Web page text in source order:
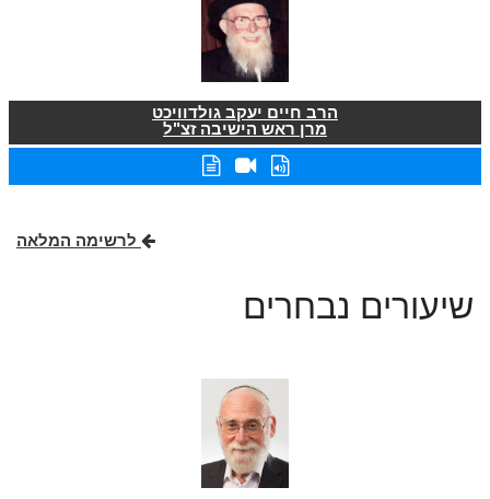
הרב חיים יעקב גולדוויכט
מרן ראש הישיבה זצ"ל
לרשימה המלאה
שיעורים נבחרים